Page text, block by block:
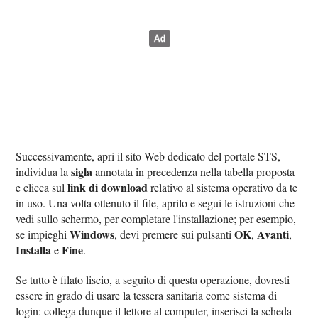
Successivamente, apri il sito Web dedicato del portale STS,
individua lasiglaannotata in precedenza nella tabella proposta
e clicca sullink di downloadrelativo al sistema operativo da te
in uso. Una volta ottenuto il file, aprilo e segui le istruzioni che
vedi sullo schermo, per completare l'installazione; per esempio,
se impieghiWindows, devi premere sui pulsantiOK, Avanti,
InstallaeFine.
Se tutto è filato liscio, a seguito di questa operazione, dovresti
essere in grado di usare la tessera sanitaria come sistema di
login: collega dunque il lettore al computer, inserisci la scheda